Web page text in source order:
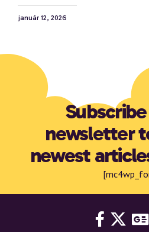
január 12, 2026
newsletter
newest